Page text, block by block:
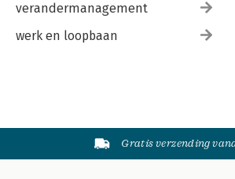
verandermanagement
werk en loopbaan
Gratis verzending